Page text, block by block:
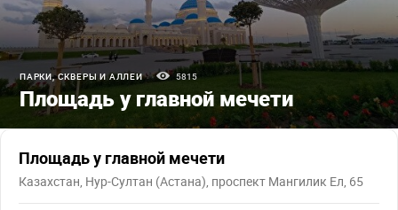
ПАРКИ, СКВЕРЫ И АЛЛЕИ 5815
Площадь у главной мечети
Площадь у главной мечети
Казахстан, Нур-Султан (Астана), проспект Мангилик Ел, 65